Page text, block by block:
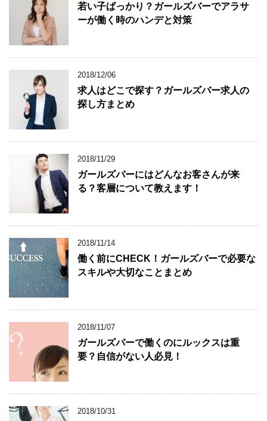
若い子ばっかり？ガールズバーでアラサ
ーが働く時のハンデと対策
2018/12/06
求人はどこで探す？ガールズバー求人の
探し方まとめ
2018/11/29
ガールズバーにはどんなお客さんが来
る？客層について教えます！
2018/11/14
働く前にCHECK！ガールズバーで必要な
スキルや大切なことまとめ
2018/11/07
ガールズバーで働くのにルックスは重
要？自信がない人必見！
2018/10/31